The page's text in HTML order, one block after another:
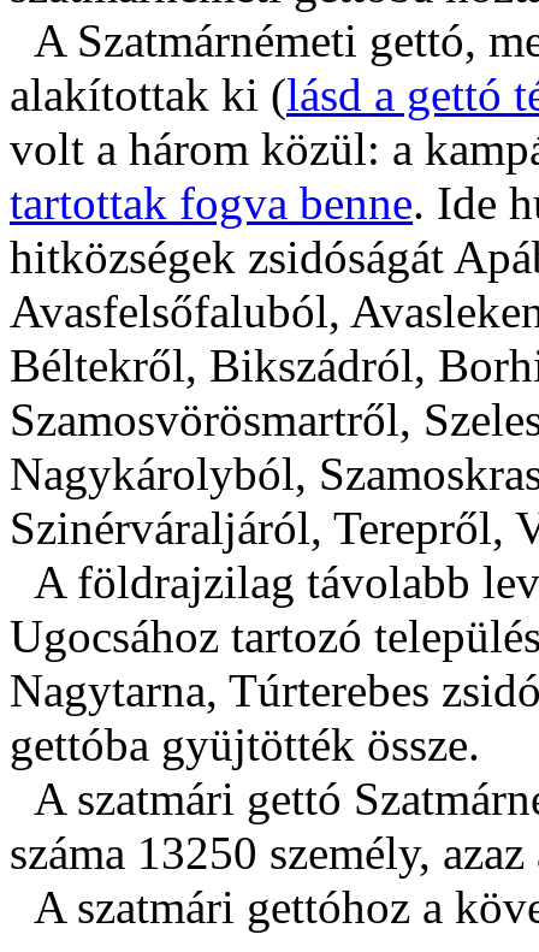
A Szatmárnémeti gettó,
alakítottak ki (lásd a gettó
volt a három közül: a
tartottak fogva benne. Ide
hitközségek zsidóságát
Avasfelsőfaluból,
Béltekről, Bikszádról,
Szamosvörösmartről,
Nagykárolyból,
Szinérváraljáról, Terepről,
A földrajzilag távolabb
Ugocsához tartozó
Nagytarna, Túrterebes
gettóba gyüjtötték össze.
A szatmári gettó
száma 13250 személy,
A szatmári gettóhoz a